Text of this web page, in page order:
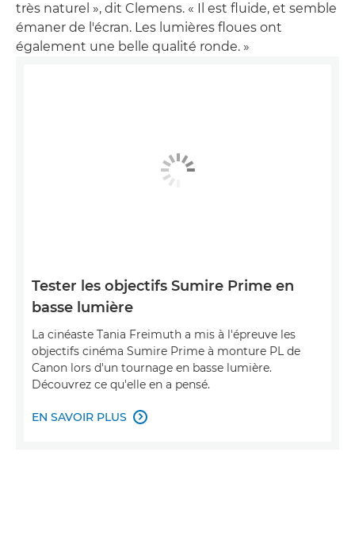
très naturel », dit Clemens. « Il est fluide, et semble
émaner de l'écran. Les lumières floues ont
également une belle qualité ronde. »
Tester les objectifs Sumire Prime en
basse lumière
La cinéaste Tania Freimuth a mis à l'épreuve les
objectifs cinéma Sumire Prime à monture PL de
Canon lors d'un tournage en basse lumière.
Découvrez ce qu'elle en a pensé.
EN SAVOIR PLUS 